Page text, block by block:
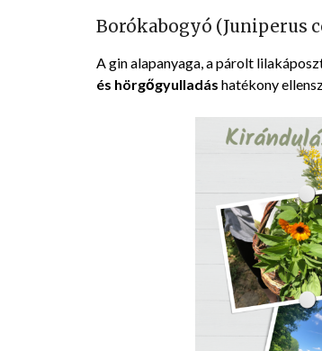
Borókabogyó (Juniperus
A gin alapanyaga, a párolt
és hörgőgyulladás hatékony